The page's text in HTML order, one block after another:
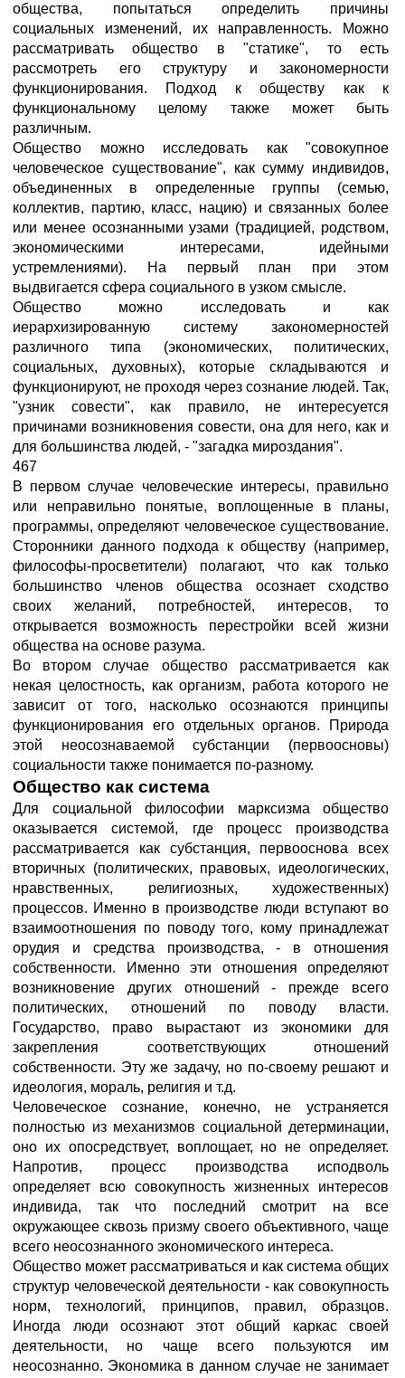
общества, попытаться определить причины
социальных изменений, их направленность. Можно
рассматривать общество в "статике", то есть
рассмотреть его структуру и закономерности
функционирования. Подход к обществу как к
функциональному целому также может быть
различным.
Общество можно исследовать как "совокупное
человеческое существование", как сумму индивидов,
объединенных в определенные группы (семью,
коллектив, партию, класс, нацию) и связанных более
или менее осознанными узами (традицией, родством,
экономическими интересами, идейными
устремлениями). На первый план при этом
выдвигается сфера социального в узком смысле.
Общество можно исследовать и как
иерархизированную систему закономерностей
различного типа (экономических, политических,
социальных, духовных), которые складываются и
функционируют, не проходя через сознание людей. Так,
"узник совести", как правило, не интересуется
причинами возникновения совести, она для него, как и
для большинства людей, - "загадка мироздания".
467
В первом случае человеческие интересы, правильно
или неправильно понятые, воплощенные в планы,
программы, определяют человеческое существование.
Сторонники данного подхода к обществу (например,
философы-просветители) полагают, что как только
большинство членов общества осознает сходство
своих желаний, потребностей, интересов, то
открывается возможность перестройки всей жизни
общества на основе разума.
Во втором случае общество рассматривается как
некая целостность, как организм, работа которого не
зависит от того, насколько осознаются принципы
функционирования его отдельных органов. Природа
этой неосознаваемой субстанции (первоосновы)
социальности также понимается по-разному.
Общество как система
Для социальной философии марксизма общество
оказывается системой, где процесс производства
рассматривается как субстанция, первооснова всех
вторичных (политических, правовых, идеологических,
нравственных, религиозных, художественных)
процессов. Именно в производстве люди вступают во
взаимоотношения по поводу того, кому принадлежат
орудия и средства производства, - в отношения
собственности. Именно эти отношения определяют
возникновение других отношений - прежде всего
политических, отношений по поводу власти.
Государство, право вырастают из экономики для
закрепления соответствующих отношений
собственности. Эту же задачу, но по-своему решают и
идеология, мораль, религия и т.д.
Человеческое сознание, конечно, не устраняется
полностью из механизмов социальной детерминации,
оно их опосредствует, воплощает, но не определяет.
Напротив, процесс производства исподволь
определяет всю совокупность жизненных интересов
индивида, так что последний смотрит на все
окружающее сквозь призму своего объективного, чаще
всего неосознанного экономического интереса.
Общество может рассматриваться и как система общих
структур человеческой деятельности - как совокупность
норм, технологий, принципов, правил, образцов.
Иногда люди осознают этот общий каркас своей
деятельности, но чаще всего пользуются им
неосознанно. Экономика в данном случае не занимает